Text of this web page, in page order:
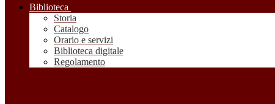
Biblioteca
Storia
Catalogo
Orario e servizi
Biblioteca digitale
Regolamento